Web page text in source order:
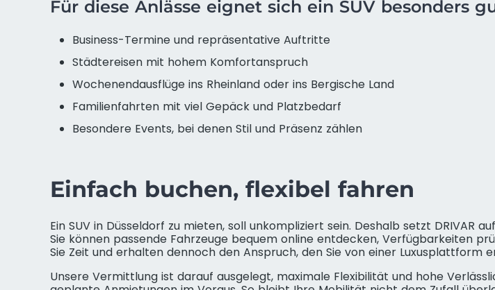
Für diese Anlässe eignet sich ein SUV besonders
Business-Termine und repräsentative Auftritte
Städtereisen mit hohem Komfortanspruch
Wochenendausflüge ins Rheinland oder ins Bergische Land
Familienfahrten mit viel Gepäck und Platzbedarf
Besondere Events, bei denen Stil und Präsenz zählen
Einfach buchen, flexibel fahren
Ein SUV in Düsseldorf zu mieten, soll unkompliziert sein. Deshalb setzt DRIVAR
Sie können passende Fahrzeuge bequem online entdecken, Verfügbarkeiten
Sie Zeit und erhalten dennoch den Anspruch, den Sie von einer Luxusplattform
Unsere Vermittlung ist darauf ausgelegt, maximale Flexibilität und hohe